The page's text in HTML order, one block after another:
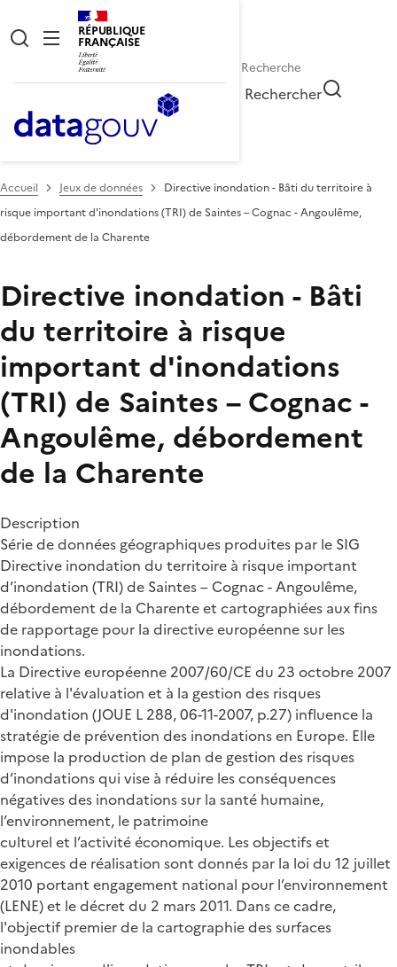
RÉPUBLIQUE
FRANÇAISE
Rechercher
Accueil Jeux de données
Directive inondation - Bâti du territoire à
risque important d'inondations (TRI) de Saintes – Cognac - Angoulême,
débordement de la Charente
Directive inondation - Bâti
du territoire à risque
important d'inondations
(TRI) de Saintes – Cognac -
Angoulême, débordement
de la Charente
Description
Série de données géographiques produites par le SIG
Directive inondation du territoire à risque important
d’inondation (TRI) de Saintes – Cognac - Angoulême,
débordement de la Charente et cartographiées aux fins
de rapportage pour la directive européenne sur les
inondations.
La Directive européenne 2007/60/CE du 23 octobre 2007
relative à l'évaluation et à la gestion des risques
d'inondation (JOUE L 288, 06-11-2007, p.27) influence la
stratégie de prévention des inondations en Europe. Elle
impose la production de plan de gestion des risques
d’inondations qui vise à réduire les conséquences
négatives des inondations sur la santé humaine,
l’environnement, le patrimoine
culturel et l’activité économique. Les objectifs et
exigences de réalisation sont donnés par la loi du 12 juillet
2010 portant engagement national pour l’environnement
(LENE) et le décret du 2 mars 2011. Dans ce cadre,
l'objectif premier de la cartographie des surfaces
inondables